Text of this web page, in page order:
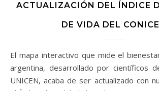
ACTUALIZACIÓN DEL ÍNDICE
DE VIDA DEL
El mapa interactivo que mide el bienestar de la población
argentina, desarrollado por científicos
UNICEN, acaba de ser actualizado con